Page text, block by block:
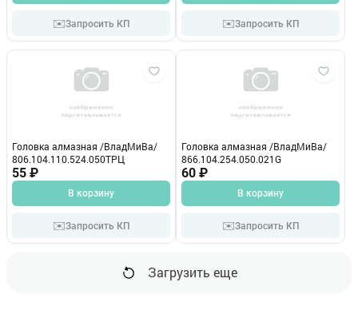
✉️Запросить КП ✉️Запросить КП
Головка алмазная /ВладМиВа/
806.104.110.524.050ТРЦ
55 ₽
В корзину
✉️Запросить КП
Головка алмазная /ВладМиВа/
866.104.254.050.021G
60 ₽
В корзину
✉️Запросить КП
Загрузить еще